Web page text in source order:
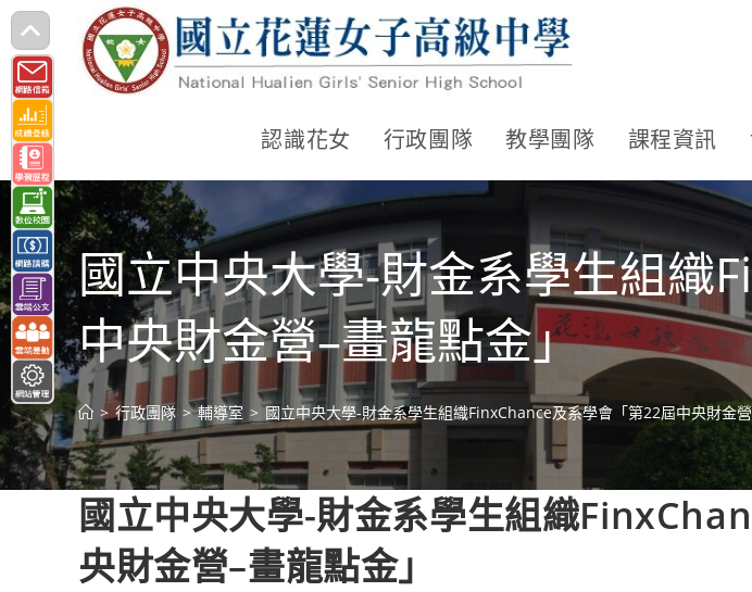
跳
轉
至
主
要
內
容
認識花女 行政團隊 教學團隊 課程資訊
國立中央大學-財金系學生組織
中央財金營–畫龍點金」
> 行政團隊 > 輔導室 > 國立中央大學-財金系學生組織FinxChance及系學會「第22屆中央財金營
國立中央大學-財金系學生組織
央財金營–畫龍點金」